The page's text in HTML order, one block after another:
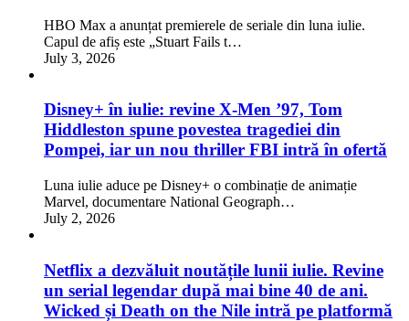
HBO Max a anunțat premierele de seriale din luna iulie.
Capul de afiș este „Stuart Fails t…
July 3, 2026
Disney+ în iulie: revine X-Men ’97, Tom
Hiddleston spune povestea tragediei din
Pompei, iar un nou thriller FBI intră în ofertă
Luna iulie aduce pe Disney+ o combinație de animație
Marvel, documentare National Geograph…
July 2, 2026
Netflix a dezvăluit noutățile lunii iulie. Revine
un serial legendar după mai bine 40 de ani.
Wicked și Death on the Nile intră pe platformă